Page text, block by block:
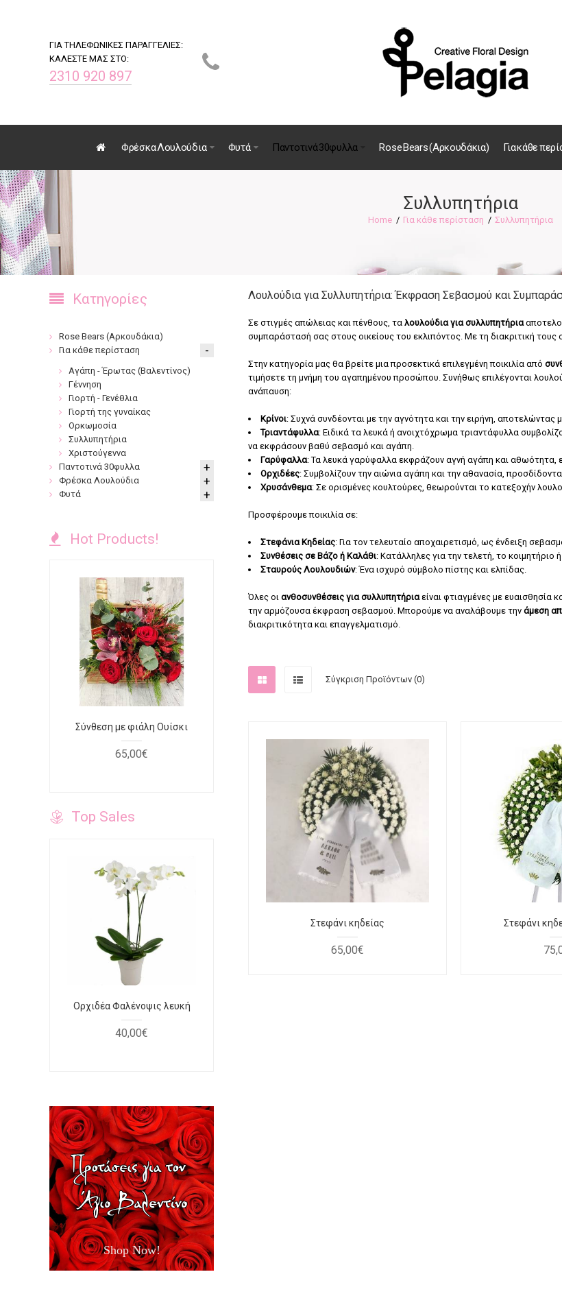
ΓΙΑ ΤΗΛΕΦΩΝΙΚΕΣ ΠΑΡΑΓΓΕΛΙΕΣ:
ΚΑΛΕΣΤΕ ΜΑΣ ΣΤΟ:
2310 920 897
Φρέσκα Λουλούδια Φυτά Παντοτινά 30φυλλα Rose Bears (Αρκουδάκια) Για κάθε
Συλλυπητήρια
Για κάθε περίσταση Συλλυπητήρια
Λουλούδια για Συλλυπητήρια: Έκφραση Σεβασμού και
Σε στιγμές απώλειας και πένθους, τα λουλούδια για συλλυπητήρια
συμπαράστασή σας στους οικείους του εκλιπόντος. Με τη διακριτική
Στην κατηγορία μας θα βρείτε μια προσεκτικά επιλεγμένη ποικιλία από
τιμήσετε τη μνήμη του αγαπημένου προσώπου. Συνήθως επιλέγονται
ανάπαυση:
Κρίνοι: Συχνά συνδέονται με την αγνότητα και την ειρήνη, αποτελώντας
Τριαντάφυλλα: Ειδικά τα λευκά ή ανοιχτόχρωμα τριαντάφυλλα
να εκφράσουν βαθύ σεβασμό και αγάπη.
Γαρύφαλλα: Τα λευκά γαρύφαλλα εκφράζουν αγνή αγάπη και αθωότητα,
Ορχιδέες: Συμβολίζουν την αιώνια αγάπη και την αθανασία,
Χρυσάνθεμα: Σε ορισμένες κουλτούρες, θεωρούνται το κατεξοχήν
Προσφέρουμε ποικιλία σε:
Στεφάνια Κηδείας: Για τον τελευταίο αποχαιρετισμό, ως ένδειξη
Συνθέσεις σε Βάζο ή Καλάθι: Κατάλληλες για την τελετή, το
Σταυρούς Λουλουδιών: Ένα ισχυρό σύμβολο πίστης και ελπίδας.
Όλες οι ανθοσυνθέσεις για συλλυπητήριαείναι φτιαγμένες με ευαισθησία
την αρμόζουσα έκφραση σεβασμού. Μπορούμε να αναλάβουμε την άμεση
διακριτικότητα και επαγγελματισμό.
Σύγκριση Προϊόντων (0)
Στεφάνι κηδείας
65,00€
Στεφάνι
75,
Κατηγορίες
Rose Bears (Αρκουδάκια)
Για κάθε περίσταση
Αγάπη - Έρωτας (Βαλεντίνος)
Γέννηση
Γιορτή - Γενέθλια
Γιορτή της γυναίκας
Ορκωμοσία
Συλλυπητήρια
Χριστούγεννα
Παντοτινά 30φυλλα
Φρέσκα Λουλούδια
Φυτά
Hot Products!
Σύνθεση με φιάλη Ουίσκι
65,00€
κόκκινο κουτί 4 τεμάχια
00€
Top Sales
Ορχιδέα Φαλένοψις λευκή
40,00€
Shop Now!